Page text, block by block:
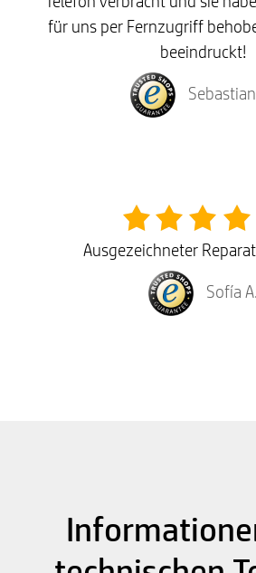
für uns per Fernzugriff
beeindruckt!
Ausgezeichneter
Sofía A.